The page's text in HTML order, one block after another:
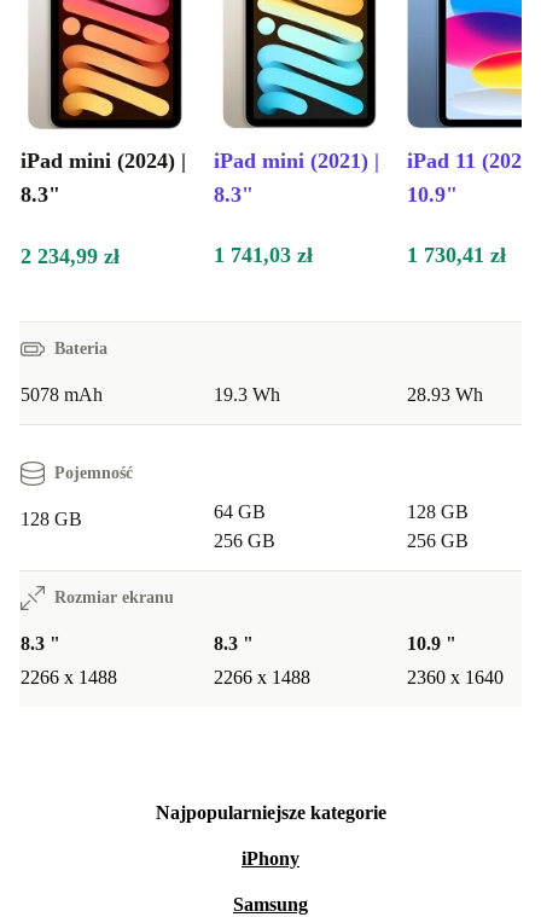
iPad mini (2024) |
8.3"
iPad mini (2021) |
8.3"
iPad 11
10.9"
2 234,99 zł 1 741,03 zł 1 730,41 zł
Bateria
5078 mAh 19.3 Wh 28.93 Wh
Pojemność
128 GB
64 GB
256 GB
128 GB
256 GB
Rozmiar ekranu
8.3 "
2266 x 1488
8.3 "
2266 x 1488
10.9 "
2360 x 1640
Najpopularniejsze kategorie
iPhony
Samsung